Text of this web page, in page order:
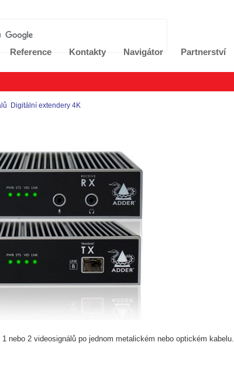
Reference Kontakty Navigátor Partnerství
Digitální extendery 4K
nebo 2 videosignálů po jednom metalickém nebo optickém kabelu.